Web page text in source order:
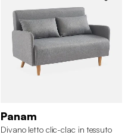
Panam
Divano letto clic-clac in tessuto